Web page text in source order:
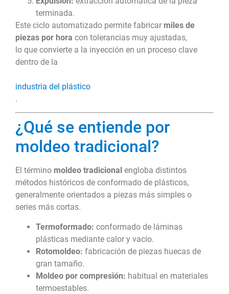
terminada.
Este ciclo automatizado permite fabricar miles de
piezas por hora con tolerancias muy ajustadas,
lo que convierte a la inyección en un proceso clave
dentro de la
industria del plástico
.
¿Qué se entiende por
moldeo tradicional?
El término moldeo tradicional engloba distintos
métodos históricos de conformado de plásticos,
generalmente orientados a piezas más simples o
series más cortas.
Termoformado: conformado de láminas
plásticas mediante calor y vacío.
Rotomoldeo: fabricación de piezas huecas de
gran tamaño.
Moldeo por compresión: habitual en materiales
termoestables.